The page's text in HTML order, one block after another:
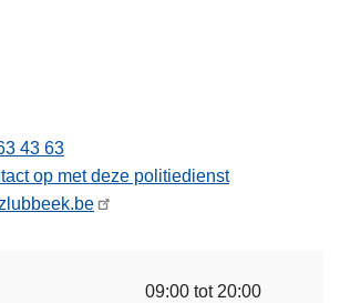
43 63
op met deze politiedienst
09:00 tot 20:00